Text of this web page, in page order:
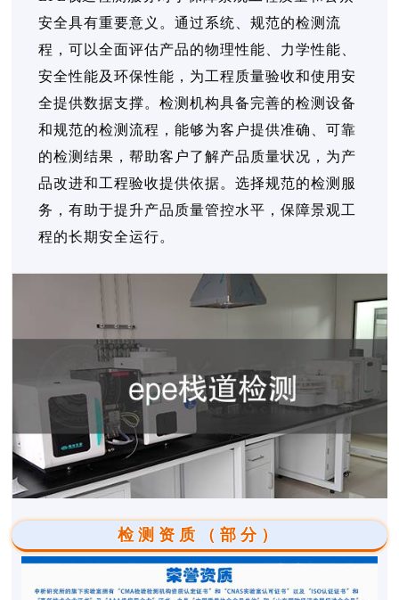
安全具有重要意义。通过系统、规范的检测流
程，可以全面评估产品的物理性能、力学性能、
安全性能及环保性能，为工程质量验收和使用安
全提供数据支撑。检测机构具备完善的检测设备
和规范的检测流程，能够为客户提供准确、可靠
的检测结果，帮助客户了解产品质量状况，为产
品改进和工程验收提供依据。选择规范的检测服
务，有助于提升产品质量管控水平，保障景观工
程的长期安全运行。
检测资质（部分）